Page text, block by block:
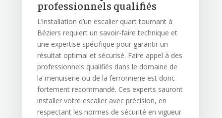
professionnels qualifiés
L’installation d’un escalier quart tournant à
Béziers requiert un savoir-faire technique et
une expertise spécifique pour garantir un
résultat optimal et sécurisé. Faire appel à des
professionnels qualifiés dans le domaine de
la menuiserie ou de la ferronnerie est donc
fortement recommandé. Ces experts sauront
installer votre escalier avec précision, en
respectant les normes de sécurité en vigueur